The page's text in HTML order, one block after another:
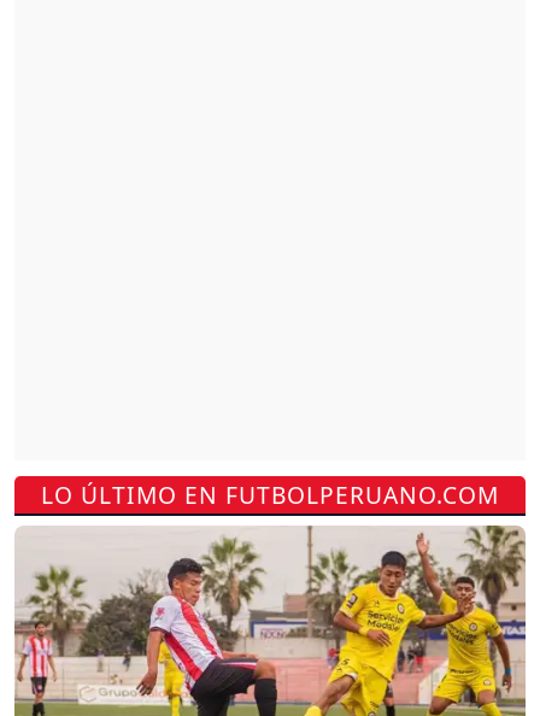
LO ÚLTIMO EN FUTBOLPERUANO.COM